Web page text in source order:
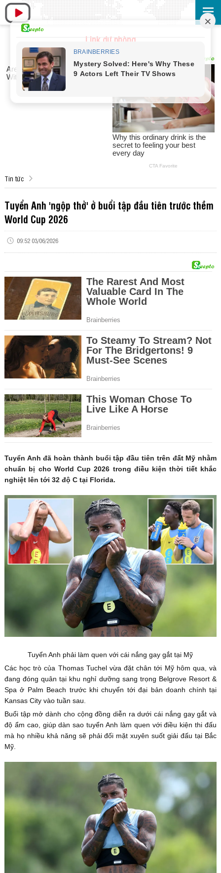
Link dự phòng
Tin tức
Tuyển Anh 'ngộp thở' ở buổi tập đầu tiên trước thềm
World Cup 2026
09:52 03/06/2026
Tuyển Anh đã hoàn thành buổi tập đầu tiên trên đất Mỹ nhằm
chuẩn bị cho World Cup 2026 trong điều kiện thời tiết khắc
nghiệt lên tới 32 độ C tại Florida.
Tuyển Anh phải làm quen với cái nắng gay gắt tại Mỹ
Các học trò của Thomas Tuchel vừa đặt chân tới Mỹ hôm qua, và
đang đóng quân tại khu nghỉ dưỡng sang trọng Belgrove Resort &
Spa ở Palm Beach trước khi chuyển tới đại bản doanh chính tại
Kansas City vào tuần sau.
Buổi tập mở dành cho cộng đồng diễn ra dưới cái nắng gay gắt và
độ ẩm cao, giúp dàn sao tuyển Anh làm quen với điều kiện thi đấu
mà họ nhiều khả năng sẽ phải đối mặt xuyên suốt giải đấu tại Bắc
Mỹ.